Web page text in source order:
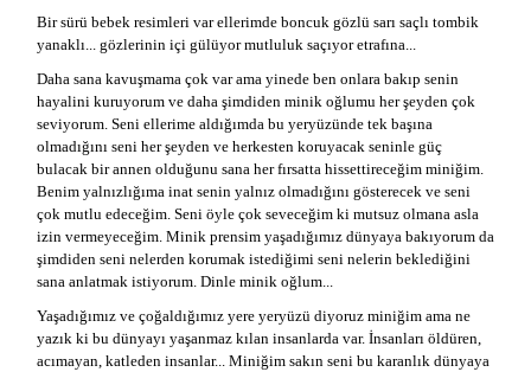
Bir sürü bebek resimleri var ellerimde boncuk gözlü sarı saçlı tombik
yanaklı... gözlerinin içi gülüyor mutluluk saçıyor etrafına...
Daha sana kavuşmama çok var ama yinede ben onlara bakıp senin
hayalini kuruyorum ve daha şimdiden minik oğlumu her şeyden çok
seviyorum. Seni ellerime aldığımda bu yeryüzünde tek başına
olmadığını seni her şeyden ve herkesten koruyacak seninle güç
bulacak bir annen olduğunu sana her fırsatta hissettireceğim miniğim.
Benim yalnızlığıma inat senin yalnız olmadığını gösterecek ve seni
çok mutlu edeceğim. Seni öyle çok seveceğim ki mutsuz olmana asla
izin vermeyeceğim. Minik prensim yaşadığımız dünyaya bakıyorum da
şimdiden seni nelerden korumak istediğimi seni nelerin beklediğini
sana anlatmak istiyorum. Dinle minik oğlum...
Yaşadığımız ve çoğaldığımız yere yeryüzü diyoruz miniğim ama ne
yazık ki bu dünyayı yaşanmaz kılan insanlarda var. İnsanları öldüren,
acımayan, katleden insanlar... Miniğim sakın seni bu karanlık dünyaya